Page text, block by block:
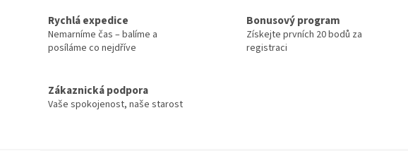
Rychlá expedice
Nemarníme čas – balíme a
posíláme co nejdříve
Bonusový program
Získejte prvních 20 bodů za
registraci
Zákaznická podpora
Vaše spokojenost, naše starost